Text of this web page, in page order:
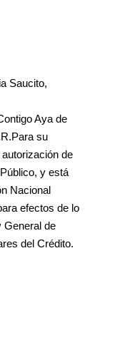
Saucito,
Aya de
su
de
y está
Nacional
efectos de lo
General de
del Crédito.